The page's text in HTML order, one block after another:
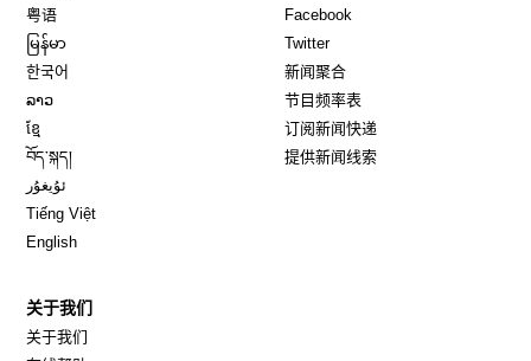
粤语
မြန်မာ
한국어
ລາວ
ខ្មែ
བོད་སྐད།
ئۇيغۇر
Tiếng Việt
English
Facebook
TwitterOpens in new window
新闻聚合
节目频率表
订阅新闻快递
提供新闻线索
关于我们
关于我们